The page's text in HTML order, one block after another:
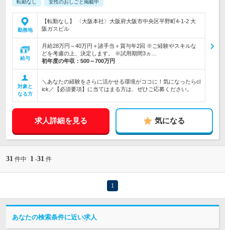
転勤なし 女性のおしごと掲載中
勤務地
【転勤なし】 〈大阪本社〉大阪府大阪市中央区平野町4-1-2 大
阪ガスビル
給与
月給28万円～40万円＋諸手当＋賞与年2回 ※ご経験やスキルな
どを考慮の上、決定します。 ※試用期間3ヵ…
初年度の年収： 500～700万円
対象と
なる方
＼あなたの経験をさらに活かせる環境がココに！気になったらcl
ick／【必須要項】に当てはまる方は、ぜひご応募ください。
求人詳細を見る 気になる
31 件中 1 -31 件
1
あなたの検索条件に近い求人